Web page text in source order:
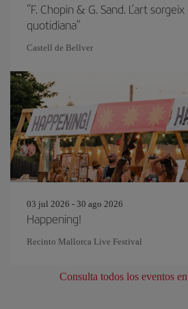
“F. Chopin & G. Sand. L’art
quotidiana”
Castell de Bellver
03 jul 2026 - 30 ago 2026
Happening!
Recinto Mallorca Live Festival
Consulta todos los eventos